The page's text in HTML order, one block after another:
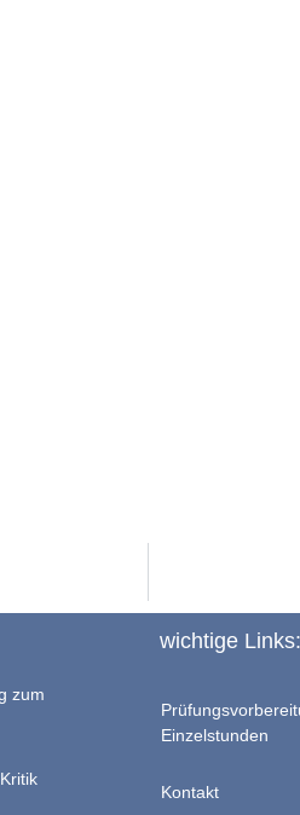
zum
wichtige Links:
Einzelstunden
Kontakt